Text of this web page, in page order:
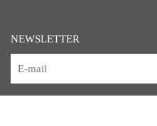
NEWSLETTER